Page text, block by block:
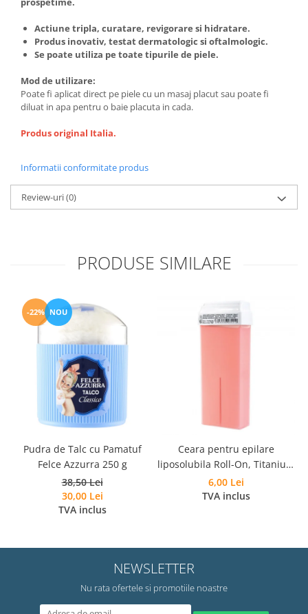
Actiune tripla, curatare, revigorare si hidratare.
Produs inovativ, testat dermatologic si oftalmologic.
Se poate utiliza pe toate tipurile de piele.
Mod de utilizare:
Poate fi aplicat direct pe piele cu un masaj placut sau poate fi
diluat in apa pentru o baie placuta in cada.
Produs original Italia.
Informatii conformitate produs
Review-uri(0)
PRODUSE SIMILARE
-22% NOU
Pudra de Talc cu Pamatuf
Felce Azzurra 250 g
38,50 Lei
30,00 Lei
TVA inclus
Ceara pentru epilare
liposolubila Roll-On, Titanium
Rosa, Roial, 100 ml
6,00 Lei
TVA inclus
NEWSLETTER
Nu rata ofertele si promotiile noastre